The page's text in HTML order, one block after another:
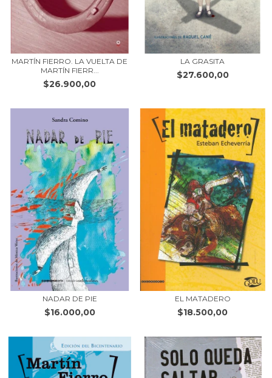
MARTÍN FIERRO. LA VUELTA DE
MARTÍN FIERR...
$26.900,00
LA GRASITA
$27.600,00
NADAR DE PIE
$16.000,00
EL MATADERO
$18.500,00